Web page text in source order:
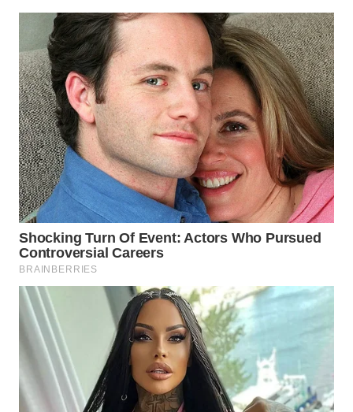
WN
BORNEO
Wahana
Media
Group
WAHANA
NEWS
WAHANA
TANI
WAHANA
ADVOKAT
WAHANA
INFRASTRUKTUR
WAHANA
KONSUMEN